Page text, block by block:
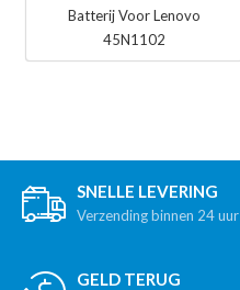
Batterij Voor Lenovo
45N1102
SNELLE LEVERING
Verzending binnen 24 uur
GELD TERUG